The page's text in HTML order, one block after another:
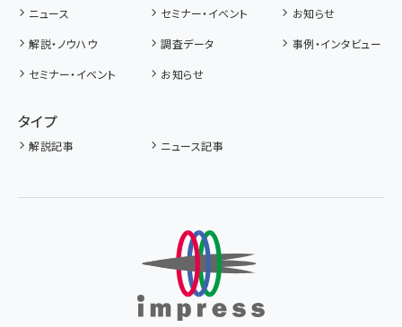
ニュース セミナー・イベント
お知らせ
解説・ノウハウ
調査データ
事例・インタビュー
セミナー・イベント
お知らせ
タイプ
解説記事 ニュース記事